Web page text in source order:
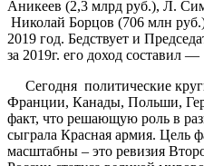
Аникеев (2,3 млрд руб.), Л.
Николай Борцов (706 млн
2019 год. Бедствует и
за 2019г. его доход составил
Сегодня политические
Франции, Канады, Польши,
факт, что решающую роль в
сыграла Красная армия. Цель
масштабны – это ревизия